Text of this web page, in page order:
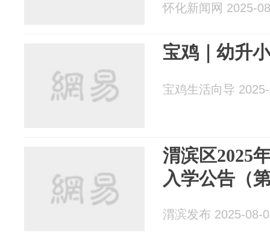
怀化新闻网 2025-
宝鸡｜幼升
宝鸡生活向导
渭滨区2025
入学公告（
渭滨发布 2025-08-